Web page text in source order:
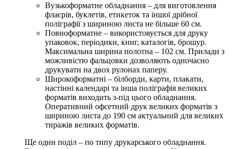
Вузькоформатне обладнання – для виготовлення
флаєрів, буклетів, етикеток та іншої дрібної
поліграфії з шириною листа не більше 60 см.
Повноформатне – використовується для друку
упаковок, періодики, книг, каталогів, брошур.
Максимальна ширина полотна – 102 см. Прилади з
можливістю фальцовки дозволяють одночасно
друкувати на двох рулонах паперу.
Широкоформатні – білборди, карти, плакати,
настінні календарі та інша поліграфія великих
форматів виходить з-під цього обладнання.
Оперативний офсетний друк великих форматів з
шириною листа до 190 см актуальний для великих
тиражів великих форматів.
Ще один поділ – по типу друкарського обладнання.